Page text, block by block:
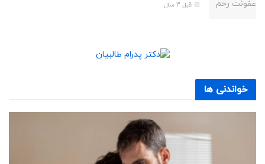
قبل 3 سال
خواندنی ها